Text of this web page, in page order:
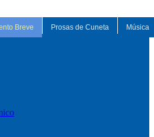
Breve Prosas de Cuneta Música